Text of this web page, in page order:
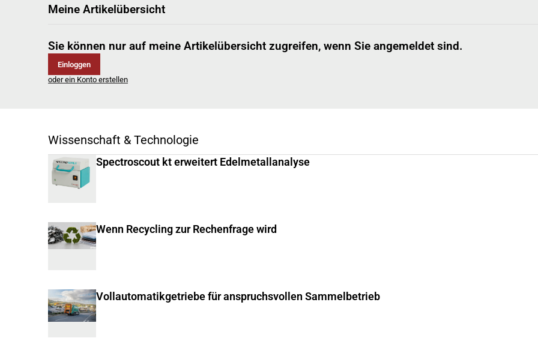
Meine Artikelübersicht
Sie können nur auf meine Artikelübersicht zugreifen, wenn Sie angemeldet sind.
Einloggen
oder ein Konto erstellen
Wissenschaft & Technologie
Spectroscout kt erweitert Edelmetallanalyse
Wenn Recycling zur Rechenfrage wird
Vollautomatikgetriebe für anspruchsvollen Sammelbetrieb